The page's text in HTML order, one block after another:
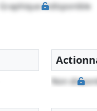
Graphique indisponible
Non